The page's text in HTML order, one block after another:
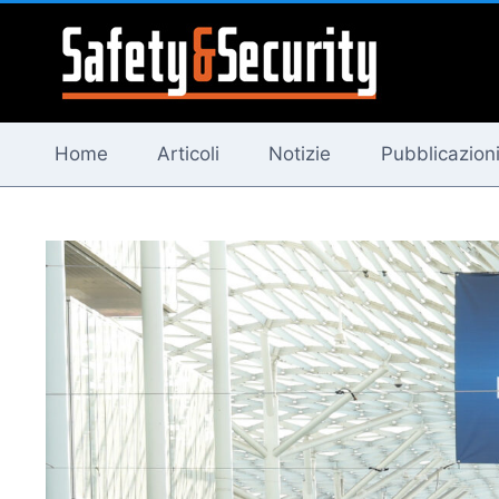
contenuto
Home Articoli Notizie Pubblicazioni